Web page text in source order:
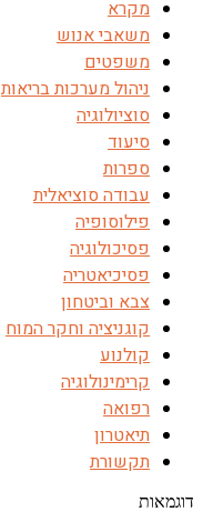
מקרא
משאבי אנוש
משפטים
ניהול מערכות בריאות
סוציולוגיה
סיעוד
ספרות
עבודה סוציאלית
פילוסופיה
פסיכולוגיה
פסיכיאטריה
צבא וביטחון
קוגניציה וחקר המוח
קולנוע
קרימינולוגיה
רפואה
תיאטרון
תקשורת
דוגמאות